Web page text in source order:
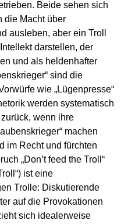
Beide sehen sich
die Macht über
ausleben, aber ein Troll
darstellen, der
und als heldenhafter
sind die
wie „Lügenpresse“
werden systematisch
wenn ihre
machen
im Recht und fürchten
„Don’t feed the Troll“
ist eine
Trolle: Diskutierende
auf die Provokationen
sich idealerweise